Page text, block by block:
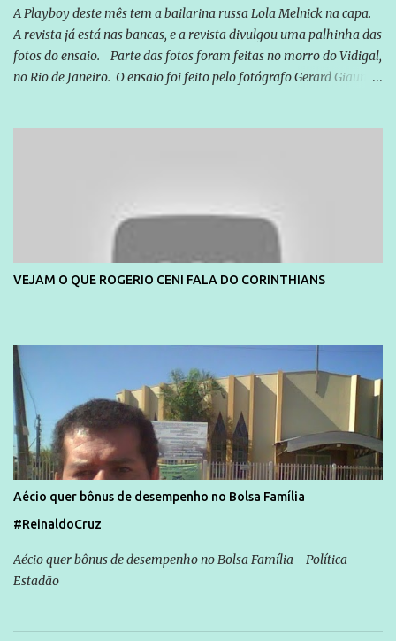
simples ao mais burguês, o que diz a nossa Constituição, quais são
seus direitos e deveres em ...
A Playboy deste mês tem a bailarina russa Lola Melnick na capa.
A revista já está nas bancas, e a revista divulgou uma palhinha das
fotos do ensaio. Parte das fotos foram feitas no morro do Vidigal,
no Rio de Janeiro. O ensaio foi feito pelo fotógrafo Gerard Giaume
VEJAM O QUE ROGERIO CENI FALA DO CORINTHIANS
Aécio quer bônus de desempenho no Bolsa Família
#ReinaldoCruz
Aécio quer bônus de desempenho no Bolsa Família - Política -
Estadão